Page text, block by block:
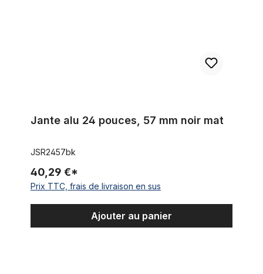
Jante alu 24 pouces, 57 mm noir mat
JSR2457bk
40,29 €*
Prix TTC, frais de livraison en sus
Ajouter au panier